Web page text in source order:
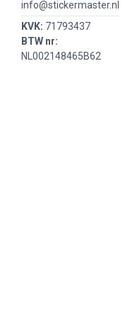
info@stickermaster.nl
KVK: 71793437
BTW nr:
NL002148465B62